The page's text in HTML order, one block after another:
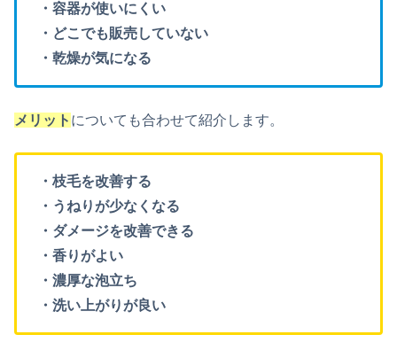
・容器が使いにくい
・どこでも販売していない
・乾燥が気になる
メリット についても合わせて紹介します。
・枝毛を改善する
・うねりが少なくなる
・ダメージを改善できる
・香りがよい
・濃厚な泡立ち
・洗い上がりが良い